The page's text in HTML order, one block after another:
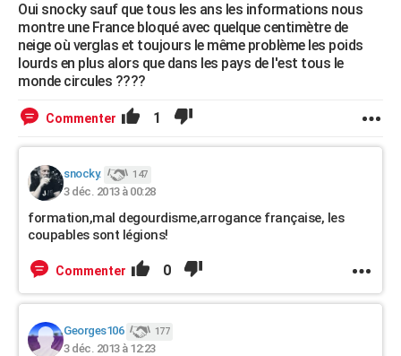
Oui snocky sauf que tous les ans les informations nous
montre une France bloqué avec quelque centimètre de
neige où verglas et toujours le même problème les poids
lourds en plus alors que dans les pays de l'est tous le
monde circules ????
Commenter 1
snocky. 147
3 déc. 2013 à 00:28
formation,mal degourdisme,arrogance française, les
coupables sont légions!
Commenter 0
Georges106 177
3 déc. 2013 à 12:23